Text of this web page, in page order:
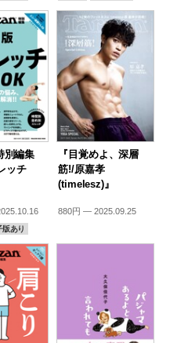
別編集
ッチ
版あり
『目覚めよ、深層
筋!/原嘉孝
(timelesz)』
880円 — 2025.09.25